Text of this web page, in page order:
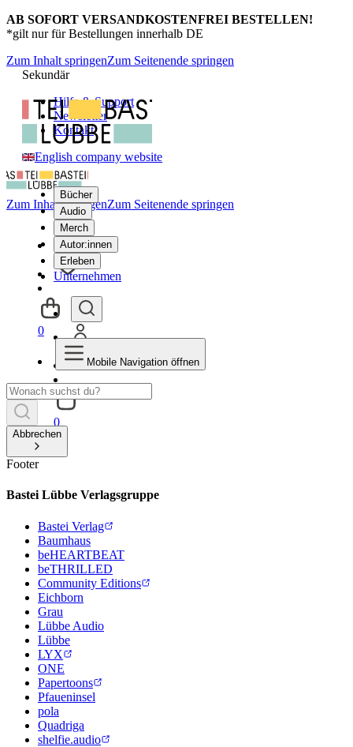
AB SOFORT VERSANDKOSTENFREI BESTELLEN!
*gilt nur für Bestellungen innerhalb DE
Zum Inhalt springenZum Seitenende springen
Sekundär
Hilfe & Support
Newsletter
Kontakt
English company website
Bücher
Audio
Merch
Autor:innen
Erleben
Unternehmen
0
Zum Inhalt springenZum Seitenende springen
0
Mobile Navigation öffnen
Abbrechen
Footer
Bastei Lübbe Verlagsgruppe
Bastei Verlag
Baumhaus
beHEARTBEAT
beTHRILLED
Community Editions
Eichborn
Grau
Lübbe Audio
Lübbe
LYX
ONE
Papertoons
Pfaueninsel
pola
Quadriga
shelfie.audio